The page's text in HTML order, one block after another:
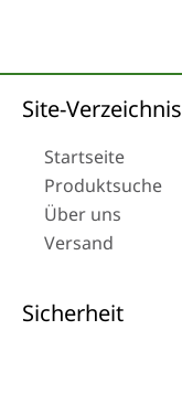
Site-Verzeichnis
Startseite
Produktsuche
Über uns
Versand
Sicherheit